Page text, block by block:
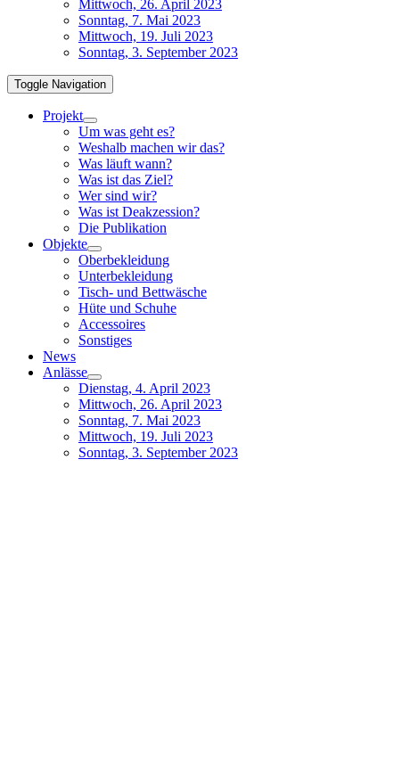
Mittwoch, 26. April 2023
Sonntag, 7. Mai 2023
Mittwoch, 19. Juli 2023
Sonntag, 3. September 2023
Toggle Navigation
Projekt
Um was geht es?
Weshalb machen wir das?
Was läuft wann?
Was ist das Ziel?
Wer sind wir?
Was ist Deakzession?
Die Publikation
Objekte
Oberbekleidung
Unterbekleidung
Tisch- und Bettwäsche
Hüte und Schuhe
Accessoires
Sonstiges
News
Anlässe
Dienstag, 4. April 2023
Mittwoch, 26. April 2023
Sonntag, 7. Mai 2023
Mittwoch, 19. Juli 2023
Sonntag, 3. September 2023